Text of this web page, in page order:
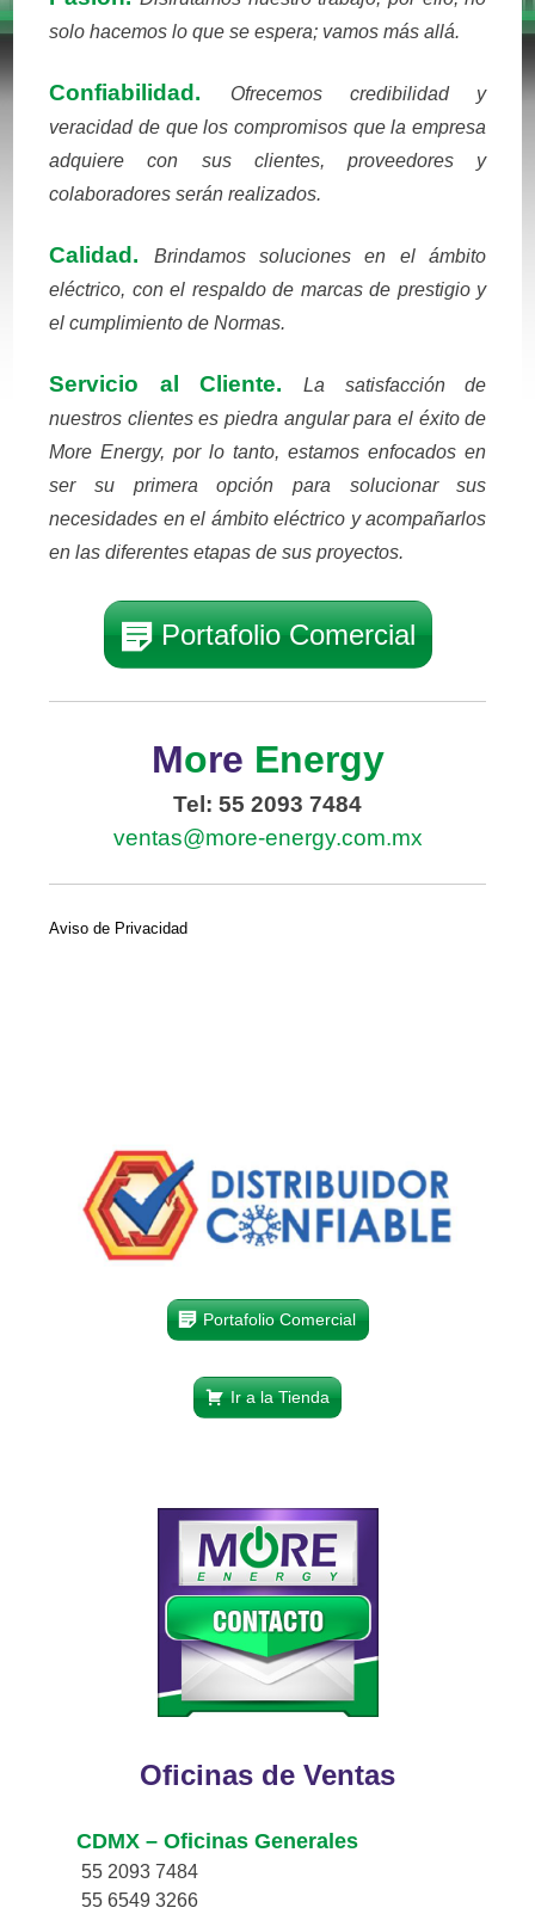
solo hacemos lo que se espera; vamos más allá.
Confiabilidad.
Ofrecemos credibilidad y
veracidad de que los compromisos que la empresa
adquiere con sus clientes, proveedores y
colaboradores serán realizados.
Calidad.
Brindamos soluciones en el ámbito
eléctrico, con el respaldo de marcas de prestigio y
el cumplimiento de Normas.
Servicio al Cliente.
La satisfacción de
nuestros clientes es piedra angular para el éxito de
More Energy, por lo tanto, estamos enfocados en
ser su primera opción para solucionar sus
necesidades en el ámbito eléctrico y acompañarlos
en las diferentes etapas de sus proyectos.
Portafolio Comercial
More Energy
Tel: 55 2093 7484
ventas@more-energy.com.mx
Aviso de Privacidad
Portafolio Comercial
Ir a la Tienda
Oficinas de Ventas
CDMX – Oficinas Generales
55 2093 7484
55 6549 3266